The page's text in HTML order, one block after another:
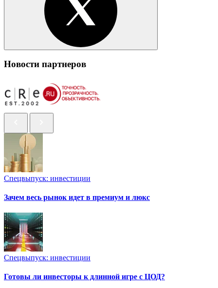
Новости партнеров
Спецвыпуск: инвестиции
Зачем весь рынок идет в премиум и люкс
Спецвыпуск: инвестиции
Готовы ли инвесторы к длинной игре с ЦОД?